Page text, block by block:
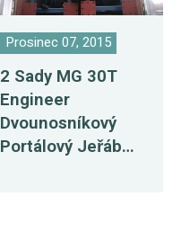
Prosinec 07, 2015
2 Sady MG 30T
Engineer
Dvounosníkový
Portálový Jeřáb